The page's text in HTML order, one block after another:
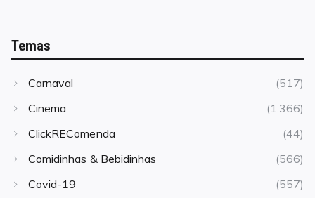
Temas
Carnaval
(517)
Cinema
(1.366)
ClickREComenda
(44)
Comidinhas & Bebidinhas
(566)
Covid-19
(557)